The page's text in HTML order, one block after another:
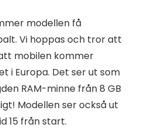
modellen få
Vi hoppas och tror att
mobilen kommer
i Europa. Det ser ut som
RAM-minne från 8 GB
Modellen ser också ut
15 från start.